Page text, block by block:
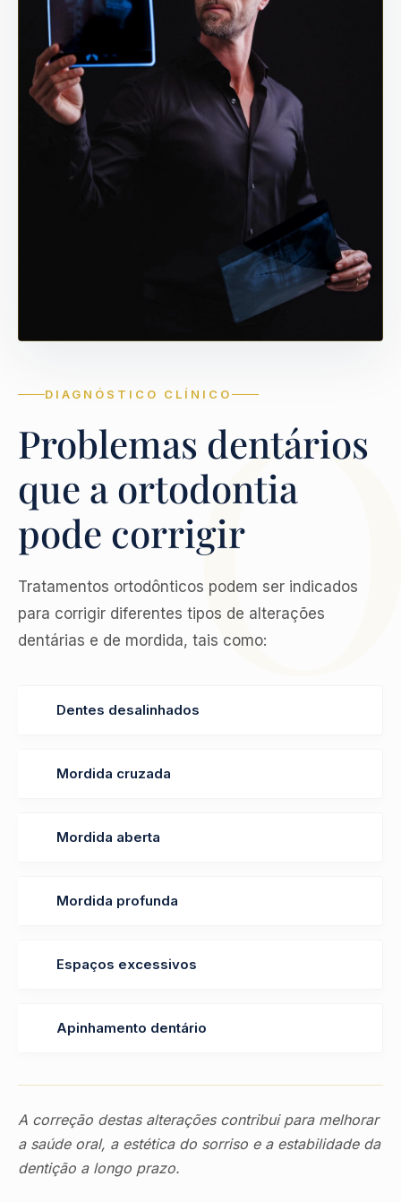
DIAGNÓSTICO CLÍNICO
Problemas dentários
que a ortodontia
pode corrigir
Tratamentos ortodônticos podem ser indicados
para corrigir diferentes tipos de alterações
dentárias e de mordida, tais como:
Dentes desalinhados
Mordida cruzada
Mordida aberta
Mordida profunda
Espaços excessivos
Apinhamento dentário
A correção destas alterações contribui para melhorar
a saúde oral, a estética do sorriso e a estabilidade da
dentição a longo prazo.